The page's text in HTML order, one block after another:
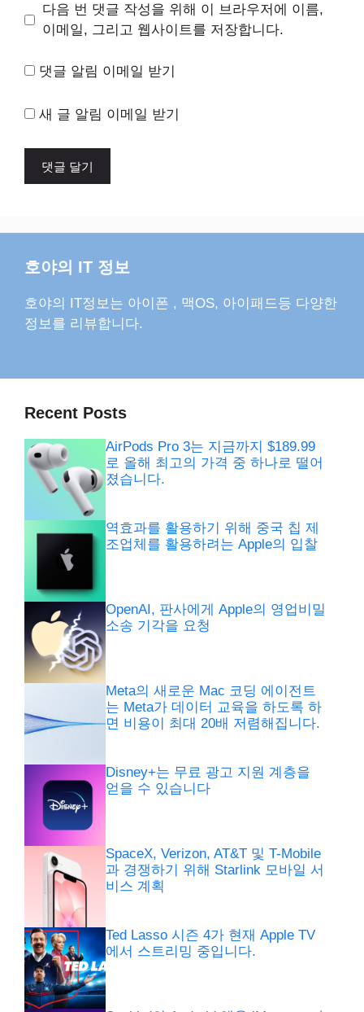
트
다음 번 댓글 작성을 위해 이 브라우저에 이름,
이메일, 그리고 웹사이트를 저장합니다.
댓글 알림 이메일 받기
새 글 알림 이메일 받기
호야의 IT 정보
호야의 IT정보는 아이폰 , 맥OS, 아이패드등 다양한
정보를 리뷰합니다.
Recent Posts
AirPods Pro 3는 지금까지 $189.99
로 올해 최고의 가격 중 하나로 떨어
졌습니다.
역효과를 활용하기 위해 중국 칩 제
조업체를 활용하려는 Apple의 입찰
OpenAI, 판사에게 Apple의 영업비밀
소송 기각을 요청
Meta의 새로운 Mac 코딩 에이전트
는 Meta가 데이터 교육을 하도록 하
면 비용이 최대 20배 저렴해집니다.
Disney+는 무료 광고 지원 계층을
얻을 수 있습니다
SpaceX, Verizon, AT&T 및 T-Mobile
과 경쟁하기 위해 Starlink 모바일 서
비스 계획
Ted Lasso 시즌 4가 현재 Apple TV
에서 스트리밍 중입니다.